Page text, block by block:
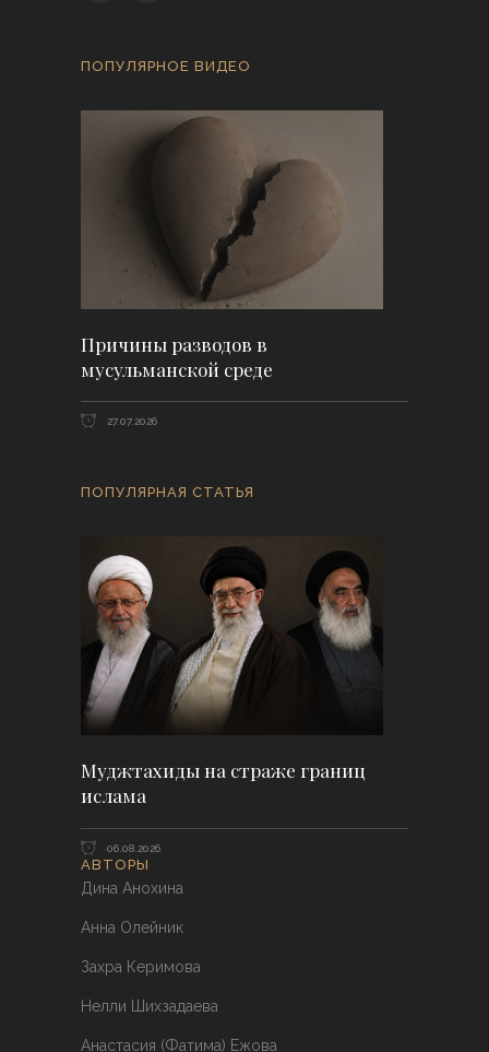
ПОПУЛЯРНОЕ ВИДЕО
Причины разводов в
мусульманской среде
27.07.2026
ПОПУЛЯРНАЯ СТАТЬЯ
Муджтахиды на страже границ
ислама
06.08.2026
АВТОРЫ
Дина Анохина
Анна Олейник
Захра Керимова
Нелли Шихзадаева
Анастасия (Фатима) Ежова